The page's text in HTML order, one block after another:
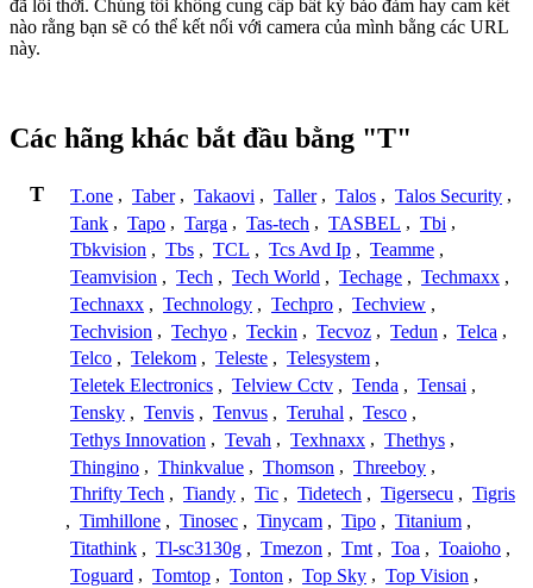
đã lỗi thời. Chúng tôi không cung cấp bất kỳ bảo đảm hay cam kết
nào rằng bạn sẽ có thể kết nối với camera của mình bằng các URL
này.
Các hãng khác bắt đầu bằng "T"
T T.one , Taber , Takaovi , Taller , Talos , Talos Security ,
Tank , Tapo , Targa , Tas-tech , TASBEL , Tbi ,
Tbkvision , Tbs , TCL , Tcs Avd Ip , Teamme ,
Teamvision , Tech , Tech World , Techage , Techmaxx ,
Technaxx , Technology , Techpro , Techview ,
Techvision , Techyo , Teckin , Tecvoz , Tedun , Telca ,
Telco , Telekom , Teleste , Telesystem ,
Teletek Electronics , Telview Cctv , Tenda , Tensai ,
Tensky , Tenvis , Tenvus , Teruhal , Tesco ,
Tethys Innovation , Tevah , Texhnaxx , Thethys ,
Thingino , Thinkvalue , Thomson , Threeboy ,
Thrifty Tech , Tiandy , Tic , Tidetech , Tigersecu , Tigris
, Timhillone , Tinosec , Tinycam , Tipo , Titanium ,
Titathink , Tl-sc3130g , Tmezon , Tmt , Toa , Toaioho ,
Toguard , Tomtop , Tonton , Top Sky , Top Vision ,